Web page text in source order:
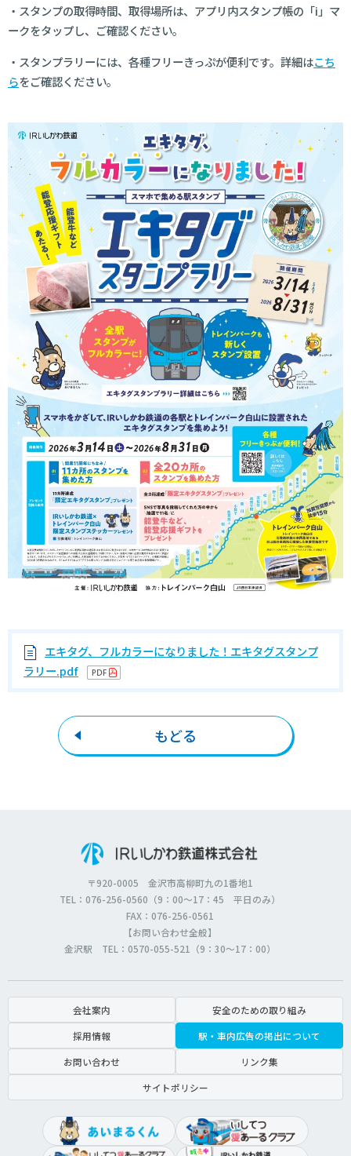
・スタンプの取得時間、取得場所は、アプリ内スタンプ帳の「i」マ
ークをタップし、ご確認ください。
・スタンプラリーには、各種フリーきっぷが便利です。詳細はこち
らをご確認ください。
エキタグ、フルカラーになりました！エキタグスタンプ
ラリー.pdf
もどる
〒920-0005 金沢市高柳町九の1番地1
TEL：076-256-0560（9：00～17：45 平日のみ）
FAX：076-256-0561
【お問い合わせ全般】
金沢駅 TEL：0570-055-521（9：30～17：00）
会社案内
安全のための取り組み
採用情報
駅・車内広告の掲出について
お問い合わせ
リンク集
サイトポリシー